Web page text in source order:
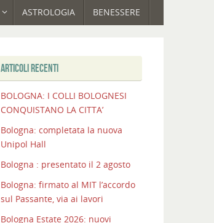
ASTROLOGIA BENESSERE
ARTICOLI RECENTI
BOLOGNA: I COLLI BOLOGNESI
CONQUISTANO LA CITTA’
Bologna: completata la nuova
Unipol Hall
Bologna : presentato il 2 agosto
Bologna: firmato al MIT l’accordo
sul Passante, via ai lavori
Bologna Estate 2026: nuovi